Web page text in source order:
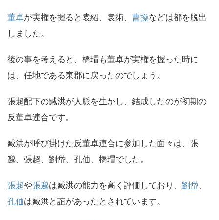
董卓が実権を握ると袁紹、袁術、 曹操などは都を脱出
しました。
後の事を考えると、橋瑁も董卓が実権を握った時に
は、任地である東郡に戻ったのでしょう。
張超配下の臧洪が人脈を生かし、結成したのが初期の
反董卓連合です。
臧洪が呼び掛けた反董卓連合に参加した面々は、張
邈、張超、劉岱、孔伷、橋瑁でした。
張超や張邈は臧洪の能力を高く評価しており、 劉岱、
孔伷は臧洪と誼があったとされています。